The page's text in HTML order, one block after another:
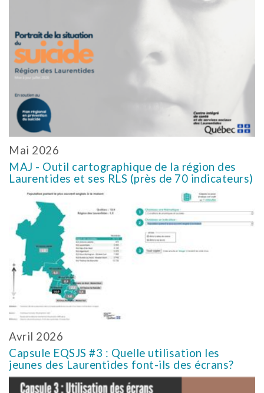
Mai 2026
MAJ - Outil cartographique de la région des
Laurentides et ses RLS (près de 70 indicateurs)
Avril 2026
Capsule EQSJS #3 : Quelle utilisation les
jeunes des Laurentides font-ils des écrans?